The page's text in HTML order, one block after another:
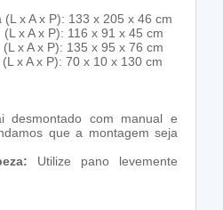
x A x P): 133 x 205 x 46 cm
A x P): 116 x 91 x 45 cm
x P): 135 x 95 x 76 cm
A x P): 70 x 10 x 130 cm
desmontado com manual e
que a montagem seja
Utilize pano levemente